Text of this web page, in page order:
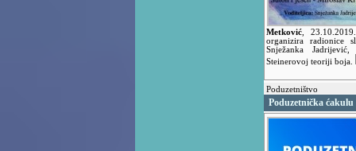
Metković ,
organizira radionice
Snježanka
Steinerovoj teoriji boja.
Poduzetništvo
Poduzetnička